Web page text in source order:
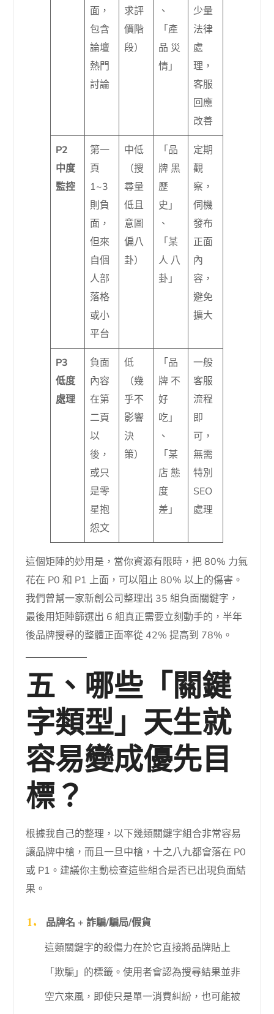
面，
包含
論壇
熱門
討論
求評
價階
段）
、
「產
品 災
情」
少量
法律
處
理，
客服
回應
改善
P2
中度
監控
第一
頁
1~3
則負
面，
但來
自個
人部
落格
或小
平台
中低
（搜
尋量
低且
意圖
偏八
卦）
「品
牌 黑
歷
史」
、
「某
人 八
卦」
定期
觀
察，
伺機
發布
正面
內
容，
避免
擴大
P3
低度
處理
負面
內容
在第
二頁
以
後，
或只
是零
星抱
怨文
低
（幾
乎不
影響
決
策）
「品
牌 不
好
吃」
、
「某
店 態
度
差」
一般
客服
流程
即
可，
無需
特別
SEO
處理
這個矩陣的妙用是，當你資源有限時，把 80% 力氣
花在 P0 和 P1 上面，可以阻止 80% 以上的傷害。
我們曾幫一家新創公司整理出 35 組負面關鍵字，
最後用矩陣篩選出 6 組真正需要立刻動手的，半年
後品牌搜尋的整體正面率從 42% 提高到 78%。
五、哪些「關鍵
字類型」天生就
容易變成優先目
標？
根據我自己的整理，以下幾類關鍵字組合非常容易
讓品牌中槍，而且一旦中槍，十之八九都會落在 P0
或 P1。建議你主動檢查這些組合是否已出現負面結
果。
品牌名 + 詐騙/騙局/假貨
這類關鍵字的殺傷力在於它直接將品牌貼上
「欺騙」的標籤。使用者會認為搜尋結果並非
空穴來風，即使只是單一消費糾紛，也可能被